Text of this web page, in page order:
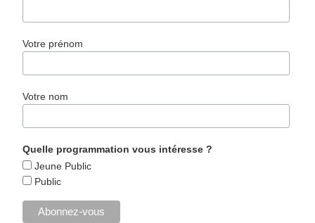
Votre prénom
Votre nom
Quelle programmation vous intéresse ?
Jeune Public
Public